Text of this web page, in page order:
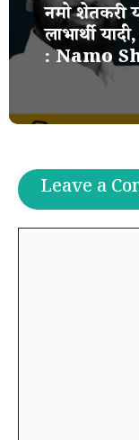
नमो शेतकरी
लाभार्थी
: Namo
Leave a